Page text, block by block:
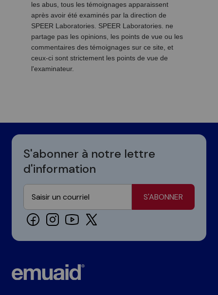
les abus, tous les témoignages apparaissent
après avoir été examinés par la direction de
SPEER Laboratories. SPEER Laboratories. ne
partage pas les opinions, les points de vue ou les
commentaires des témoignages sur ce site, et
ceux-ci sont strictement les points de vue de
l'examinateur.
S'abonner à notre lettre
d'information
S'ABONNER